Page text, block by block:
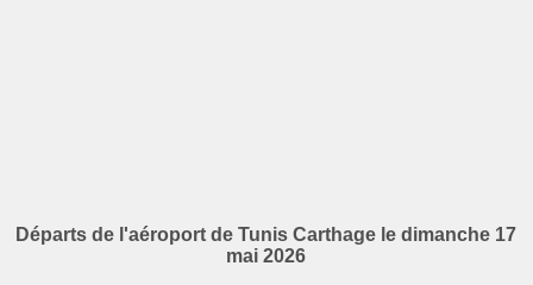
Départs de l'aéroport de Tunis Carthage le dimanche 17
mai 2026